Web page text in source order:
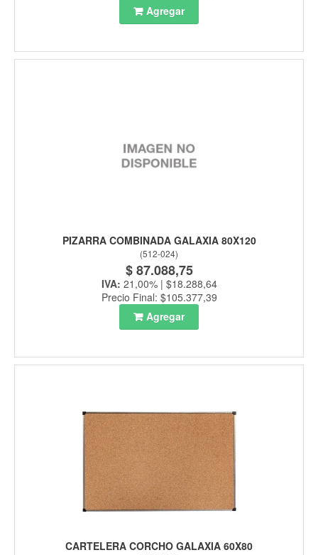
Agregar
PIZARRA COMBINADA GALAXIA 80X120
(512-024)
$ 87.088,75
IVA: 21,00% | $18.288,64
Precio Final: $105.377,39
Agregar
CARTELERA CORCHO GALAXIA 60X80